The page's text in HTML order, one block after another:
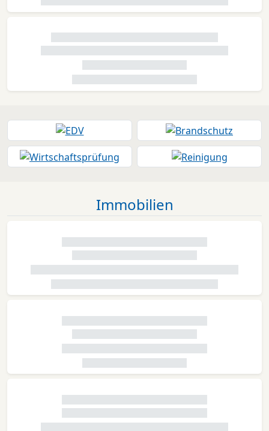
Immobilien